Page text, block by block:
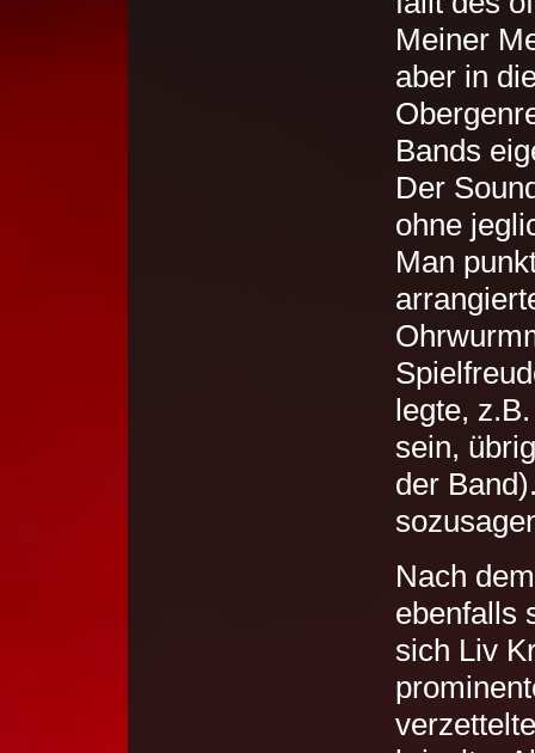
Meiner
aber in
Bands
Der
ohne
Man
legte,
sein,
der
Nach
ebenfalls
sich Liv